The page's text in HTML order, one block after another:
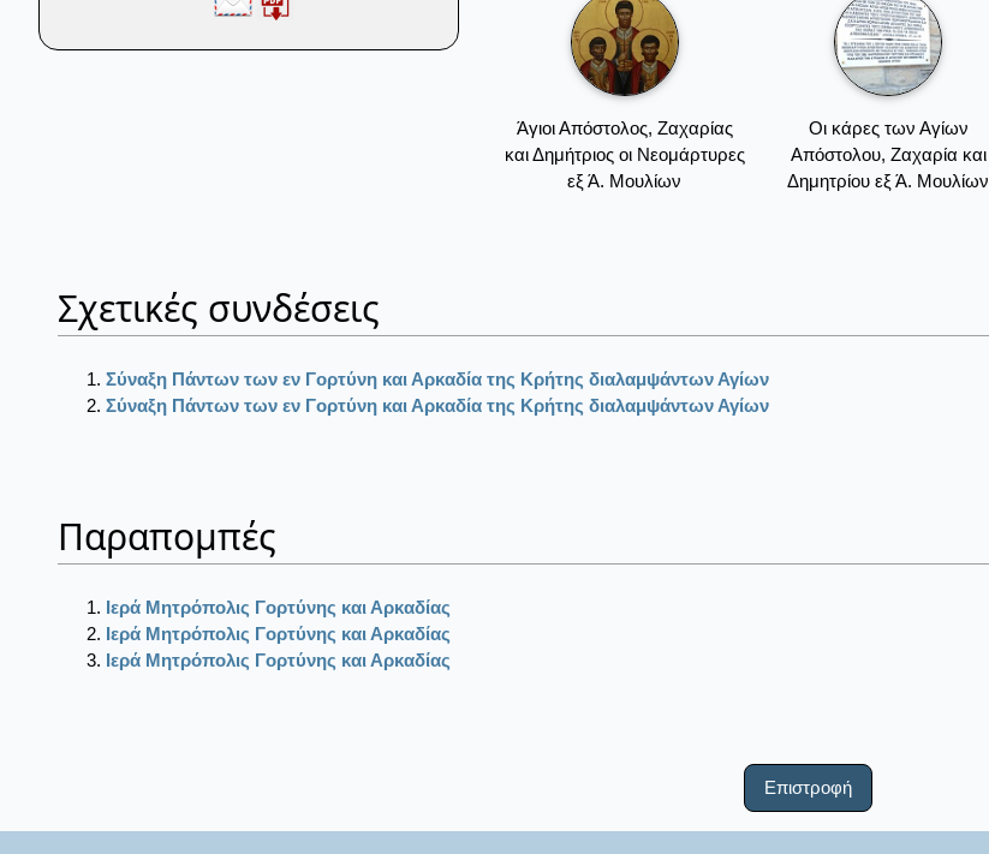
Άγιοι Απόστολος, Ζαχαρίας
και Δημήτριος οι Νεομάρτυρες
εξ Ά. Μουλίων
Οι κάρες των Αγίων
Απόστολου, Ζαχαρία και
Δημητρίου εξ Ά. Μουλίων
Σχετικές συνδέσεις
Σύναξη Πάντων των εν Γορτύνη και Αρκαδία της Κρήτης διαλαμψάντων Αγίων
Σύναξη Πάντων των εν Γορτύνη και Αρκαδία της Κρήτης διαλαμψάντων Αγίων
Παραπομπές
Ιερά Μητρόπολις Γορτύνης και Αρκαδίας
Ιερά Μητρόπολις Γορτύνης και Αρκαδίας
Ιερά Μητρόπολις Γορτύνης και Αρκαδίας
Επιστροφή